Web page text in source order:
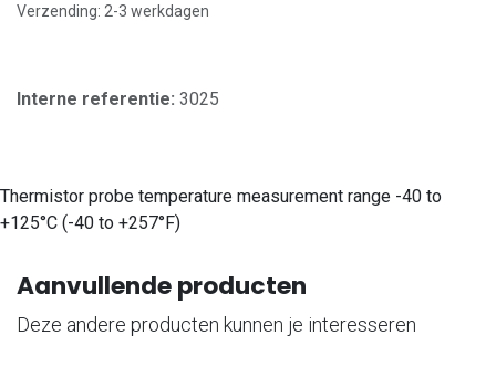
Verzending: 2-3 werkdagen
Interne referentie: 3025
Thermistor probe temperature measurement range -40 to
+125°C (-40 to +257°F)
Aanvullende producten
Deze andere producten kunnen je interesseren